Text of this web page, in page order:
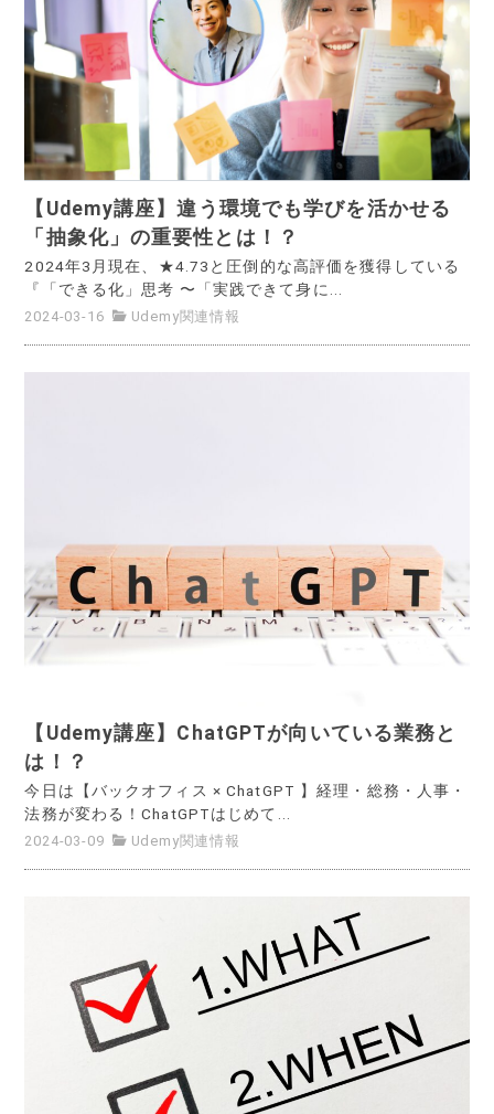
【Udemy講座】違う環境でも学びを活かせる
「抽象化」の重要性とは！？
2024年3月現在、★4.73と圧倒的な高評価を獲得している
『「できる化」思考 〜「実践できて身に...
2024-03-16 Udemy関連情報
【Udemy講座】ChatGPTが向いている業務と
は！？
今日は【バックオフィス × ChatGPT 】経理・総務・人事・
法務が変わる！ChatGPTはじめて...
2024-03-09 Udemy関連情報